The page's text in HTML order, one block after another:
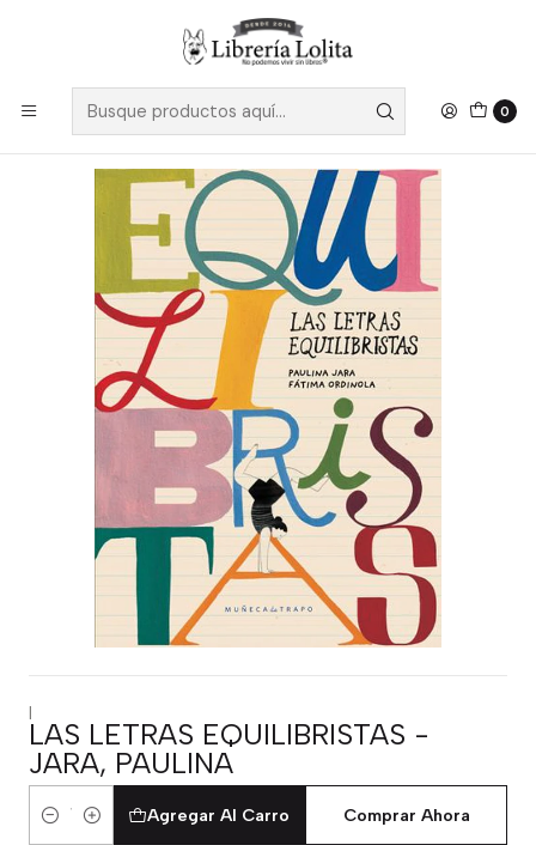
0
Despacho a todo Chile
|
LAS LETRAS EQUILIBRISTAS -
JARA, PAULINA
Cantidad
Agregar Al Carro Comprar Ahora